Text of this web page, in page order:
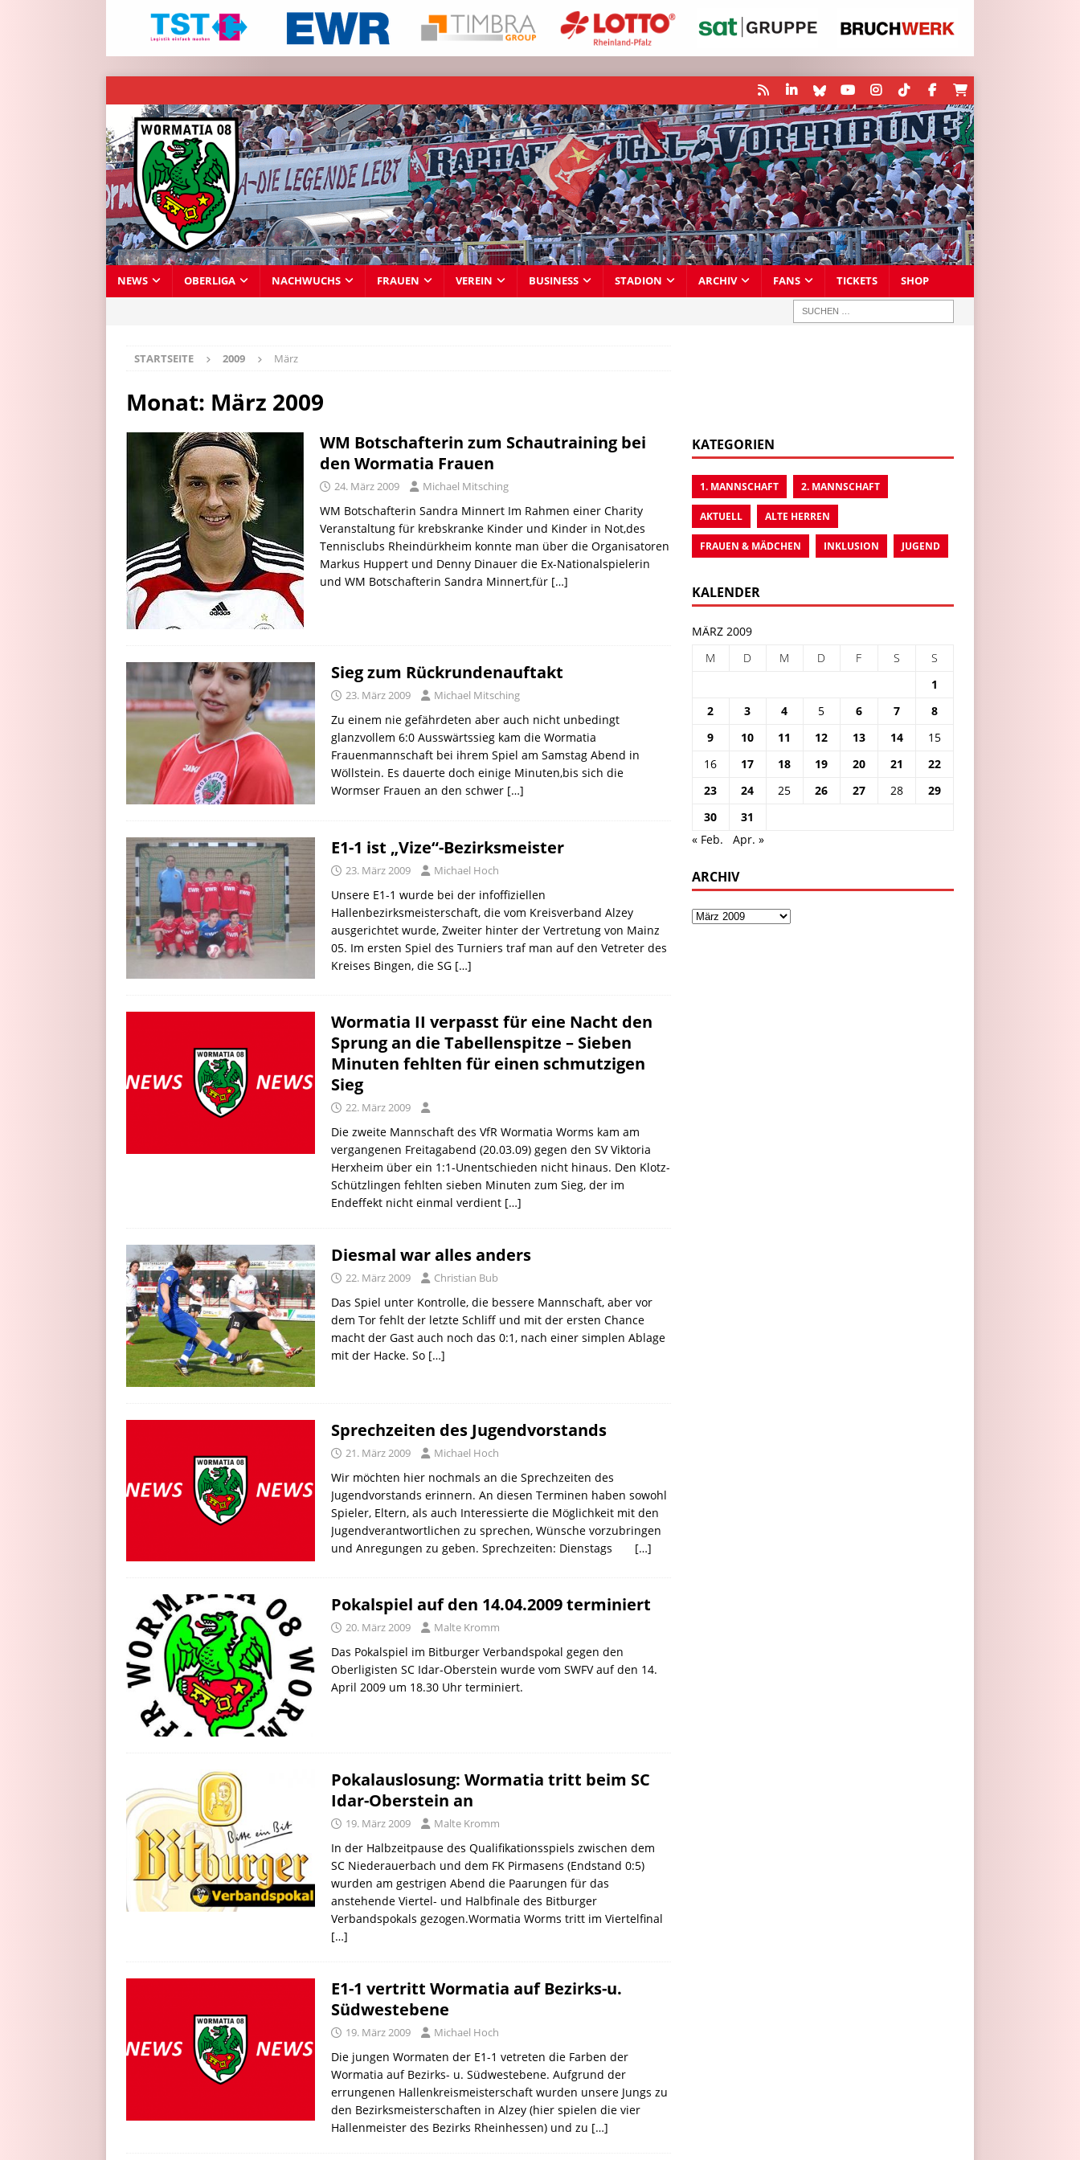
NEWS OBERLIGA NACHWUCHS FRAUEN VEREIN BUSINESS STADION ARCHIV FANS TICKETS SHOP
STARTSEITE 2009 März
Monat: März 2009
WM Botschafterin zum Schautraining bei
den Wormatia Frauen
24. März 2009 Michael Mitsching
WM Botschafterin Sandra Minnert Im Rahmen einer Charity
Veranstaltung für krebskranke Kinder und Kinder in Not,des
Tennisclubs Rheindürkheim konnte man über die Organisatoren
Markus Huppert und Denny Dinauer die Ex-Nationalspielerin
und WM Botschafterin Sandra Minnert,für […]
Sieg zum Rückrundenauftakt
23. März 2009 Michael Mitsching
Zu einem nie gefährdeten aber auch nicht unbedingt
glanzvollem 6:0 Ausswärtssieg kam die Wormatia
Frauenmannschaft bei ihrem Spiel am Samstag Abend in
Wöllstein. Es dauerte doch einige Minuten,bis sich die
Wormser Frauen an den schwer […]
E1-1 ist „Vize“-Bezirksmeister
23. März 2009 Michael Hoch
Unsere E1-1 wurde bei der infoffiziellen
Hallenbezirksmeisterschaft, die vom Kreisverband Alzey
ausgerichtet wurde, Zweiter hinter der Vertretung von Mainz
05. Im ersten Spiel des Turniers traf man auf den Vetreter des
Kreises Bingen, die SG […]
Wormatia II verpasst für eine Nacht den
Sprung an die Tabellenspitze – Sieben
Minuten fehlten für einen schmutzigen
Sieg
22. März 2009
Die zweite Mannschaft des VfR Wormatia Worms kam am
vergangenen Freitagabend (20.03.09) gegen den SV Viktoria
Herxheim über ein 1:1-Unentschieden nicht hinaus. Den Klotz-
Schützlingen fehlten sieben Minuten zum Sieg, der im
Endeffekt nicht einmal verdient […]
Diesmal war alles anders
22. März 2009 Christian Bub
Das Spiel unter Kontrolle, die bessere Mannschaft, aber vor
dem Tor fehlt der letzte Schliff und mit der ersten Chance
macht der Gast auch noch das 0:1, nach einer simplen Ablage
mit der Hacke. So […]
Sprechzeiten des Jugendvorstands
21. März 2009 Michael Hoch
Wir möchten hier nochmals an die Sprechzeiten des
Jugendvorstands erinnern. An diesen Terminen haben sowohl
Spieler, Eltern, als auch Interessierte die Möglichkeit mit den
Jugendverantwortlichen zu sprechen, Wünsche vorzubringen
und Anregungen zu geben. Sprechzeiten: Dienstags […]
Pokalspiel auf den 14.04.2009 terminiert
20. März 2009 Malte Kromm
Das Pokalspiel im Bitburger Verbandspokal gegen den
Oberligisten SC Idar-Oberstein wurde vom SWFV auf den 14.
April 2009 um 18.30 Uhr terminiert.
Pokalauslosung: Wormatia tritt beim SC
Idar-Oberstein an
19. März 2009 Malte Kromm
In der Halbzeitpause des Qualifikationsspiels zwischen dem
SC Niederauerbach und dem FK Pirmasens (Endstand 0:5)
wurden am gestrigen Abend die Paarungen für das
anstehende Viertel- und Halbfinale des Bitburger
Verbandspokals gezogen.Wormatia Worms tritt im Viertelfinal
[…]
E1-1 vertritt Wormatia auf Bezirks-u.
Südwestebene
19. März 2009 Michael Hoch
Die jungen Wormaten der E1-1 vetreten die Farben der
Wormatia auf Bezirks- u. Südwestebene. Aufgrund der
errungenen Hallenkreismeisterschaft wurden unsere Jungs zu
den Bezirksmeisterschaften in Alzey (hier spielen die vier
Hallenmeister des Bezirks Rheinhessen) und zu […]
KATEGORIEN
1. MANNSCHAFT 2. MANNSCHAFT
AKTUELL ALTE HERREN
FRAUEN & MÄDCHEN INKLUSION JUGEND
KALENDER
MÄRZ 2009
M
D M D F S
S
1
2
3 4 5 6 7
8
9
10 11 12 13 14
15
16
17 18 19 20 21
22
23
24 25 26 27 28
29
30
31
« Feb.
Apr. »
ARCHIV